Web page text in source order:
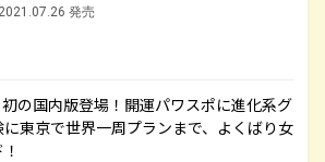
2021.07.26 発売
の国内版登場！開運パワスポに進化系グ
東京で世界一周プランまで、よくばり女